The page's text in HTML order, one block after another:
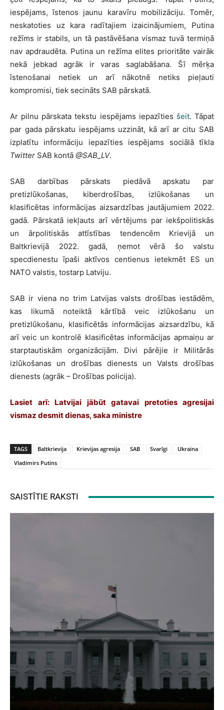
iespējams, īstenos jaunu karavīru mobilizāciju. Tomēr,
neskatoties uz kara radītajiem izaicinājumiem, Putina
režīms ir stabils, un tā pastāvēšana vismaz tuvā termiņā
nav apdraudēta. Putina un režīma elites prioritāte vairāk
nekā jebkad agrāk ir varas saglabāšana. Šī mērķa
īstenošanai netiek un arī nākotnē netiks pieļauti
kompromisi, tiek secināts SAB pārskatā.
Ar pilnu pārskata tekstu iespējams iepazīties šeit. Tāpat
par gada pārskatu iespējams uzzināt, kā arī ar citu SAB
izplatītu informāciju iepazīties iespējams sociālā tīkla
Twitter SAB kontā @SAB_LV.
SAB darbības pārskats piedāvā apskatu par
pretizlūkošanas, kiberdrošības, izlūkošanas un
klasificētas informācijas aizsardzības jautājumiem 2022.
gadā. Pārskatā iekļauts arī vērtējums par iekšpolitiskās
un ārpolitiskās attīstības tendencēm Krievijā un
Baltkrievijā 2022. gadā, ņemot vērā šo valstu
specdienestu īpaši aktīvos centienus ietekmēt ES un
NATO valstis, tostarp Latviju.
SAB ir viena no trim Latvijas valsts drošības iestādēm,
kas likumā noteiktā kārtībā veic izlūkošanu un
pretizlūkošanu, klasificētās informācijas aizsardzību, kā
arī veic un kontrolē klasificētas informācijas apmaiņu ar
starptautiskām organizācijām. Divi pārējie ir Militārās
izlūkošanas un drošības dienests un Valsts drošības
dienests (agrāk – Drošības policija).
Lasiet arī: Latvijai jābūt gatavai pretoties agresijai
vismaz desmit dienas, saka ministre
TAGS Baltkrievija Krievijas agresija SAB Svarīgi
Ukraina
Vladimirs Putins
SAISTĪTIE RAKSTI